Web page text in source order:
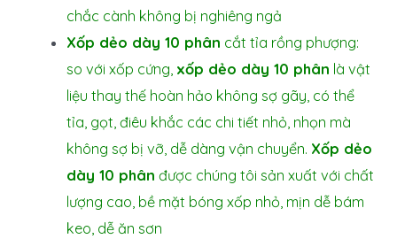
chắc cành không bị nghiêng ngả
Xốp dẻo dày 10 phân cắt tỉa rồng phượng:
so với xốp cứng, xốp dẻo dày 10 phân là vật
liệu thay thế hoàn hảo không sợ gãy, có thể
tỉa, gọt, điêu khắc các chi tiết nhỏ, nhọn mà
không sợ bị vỡ, dễ dàng vận chuyển. Xốp dẻo
dày 10 phân được chúng tôi sản xuất với chất
lượng cao, bề mặt bóng xốp nhỏ, mịn dễ bám
keo, dễ ăn sơn